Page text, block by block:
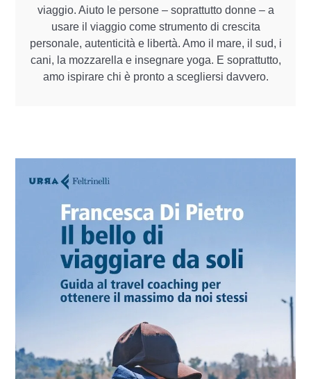
viaggio. Aiuto le persone – soprattutto donne – a
usare il viaggio come strumento di crescita
personale, autenticità e libertà. Amo il mare, il sud, i
cani, la mozzarella e insegnare yoga. E soprattutto,
amo ispirare chi è pronto a scegliersi davvero.